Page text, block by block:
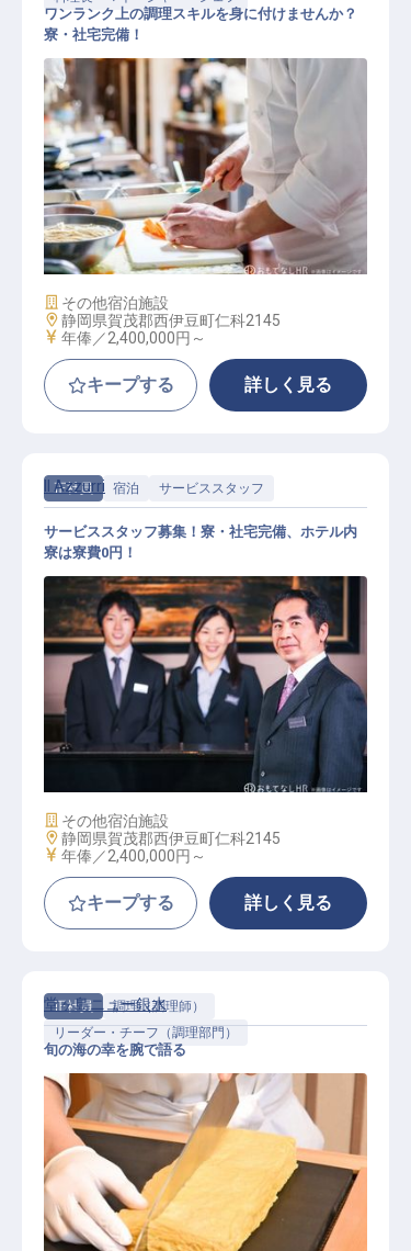
料理長・マネージャー・シェフ / 正
社員
ワンランク上の調理スキルを身に付けませんか？
寮・社宅完備！
施設業態
その他宿泊施設
勤務地
静岡県賀茂郡西伊豆町仁科2145
給与
年俸／2,400,000円～
キープする 詳しく見る
正社員 宿泊 サービススタッフ
サービススタッフ / 正社員
Il Azzurri
サービススタッフ募集！寮・社宅完備、ホテル内
寮は寮費0円！
施設業態
その他宿泊施設
勤務地
静岡県賀茂郡西伊豆町仁科2145
給与
年俸／2,400,000円～
キープする 詳しく見る
正社員
調理（調理師）
リーダー・チーフ（調理部門）
調理スタッフ正社員（旅館での調理
堂ヶ島ニュー銀水
旬の海の幸を腕で語る